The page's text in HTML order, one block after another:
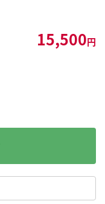
15,500円